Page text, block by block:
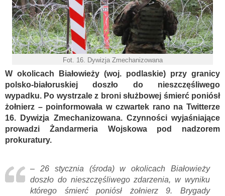
Fot. 16. Dywizja Zmechanizowana
W okolicach Białowieży (woj. podlaskie) przy granicy
polsko-białoruskiej doszło do nieszczęśliwego
wypadku. Po wystrzale z broni służbowej śmierć poniósł
żołnierz – poinformowała w czwartek rano na Twitterze
16. Dywizja Zmechanizowana. Czynności wyjaśniające
prowadzi Żandarmeria Wojskowa pod nadzorem
prokuratury.
– 26 stycznia (środa) w okolicach Białowieży
doszło do nieszczęśliwego zdarzenia, w wyniku
którego śmierć poniósł żołnierz 9. Brygady